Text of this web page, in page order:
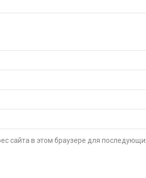
сайта в этом браузере для